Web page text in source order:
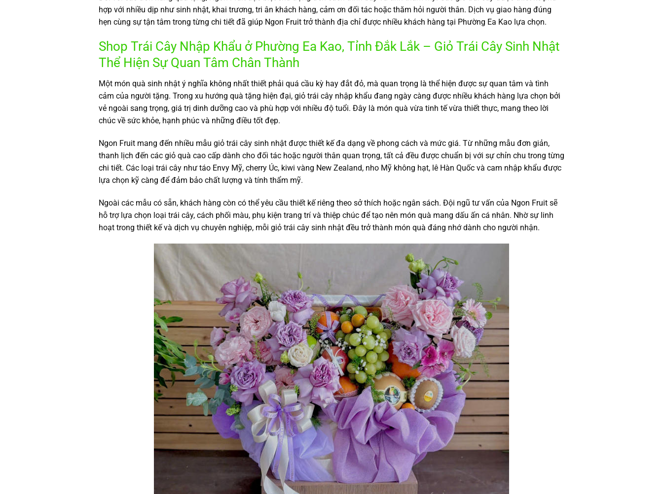
hợp với nhiều dịp như sinh nhật, khai trương, tri ân khách hàng, cảm ơn đối tác hoặc thăm hỏi người thân. Dịch vụ giao hàng đúng
hẹn cùng sự tận tâm trong từng chi tiết đã giúp Ngon Fruit trở thành địa chỉ được nhiều khách hàng tại Phường Ea Kao lựa chọn.
Shop Trái Cây Nhập Khẩu ở Phường Ea Kao, Tỉnh Đắk Lắk – Giỏ Trái Cây Sinh Nhật
Thể Hiện Sự Quan Tâm Chân Thành
Một món quà sinh nhật ý nghĩa không nhất thiết phải quá cầu kỳ hay đắt đỏ, mà quan trọng là thể hiện được sự quan tâm và tình
cảm của người tặng. Trong xu hướng quà tặng hiện đại, giỏ trái cây nhập khẩu đang ngày càng được nhiều khách hàng lựa chọn bởi
vẻ ngoài sang trọng, giá trị dinh dưỡng cao và phù hợp với nhiều độ tuổi. Đây là món quà vừa tinh tế vừa thiết thực, mang theo lời
chúc về sức khỏe, hạnh phúc và những điều tốt đẹp.
Ngon Fruit mang đến nhiều mẫu giỏ trái cây sinh nhật được thiết kế đa dạng về phong cách và mức giá. Từ những mẫu đơn giản,
thanh lịch đến các giỏ quà cao cấp dành cho đối tác hoặc người thân quan trọng, tất cả đều được chuẩn bị với sự chỉn chu trong từng
chi tiết. Các loại trái cây như táo Envy Mỹ, cherry Úc, kiwi vàng New Zealand, nho Mỹ không hạt, lê Hàn Quốc và cam nhập khẩu được
lựa chọn kỹ càng để đảm bảo chất lượng và tính thẩm mỹ.
Ngoài các mẫu có sẵn, khách hàng còn có thể yêu cầu thiết kế riêng theo sở thích hoặc ngân sách. Đội ngũ tư vấn của Ngon Fruit sẽ
hỗ trợ lựa chọn loại trái cây, cách phối màu, phụ kiện trang trí và thiệp chúc để tạo nên món quà mang dấu ấn cá nhân. Nhờ sự linh
hoạt trong thiết kế và dịch vụ chuyên nghiệp, mỗi giỏ trái cây sinh nhật đều trở thành món quà đáng nhớ dành cho người nhận.